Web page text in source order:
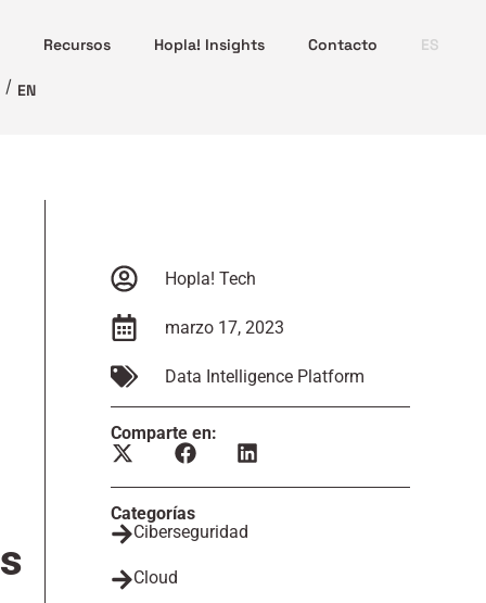
Recursos Hopla! Insights Contacto ES
EN
Hopla! Tech
marzo 17, 2023
Data Intelligence Platform
Comparte en:
Categorías
Ciberseguridad
Cloud